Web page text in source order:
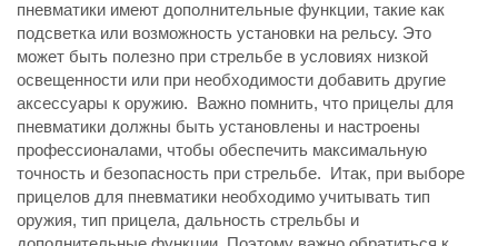
пневматики имеют дополнительные функции, такие как
подсветка или возможность установки на рельсу. Это
может быть полезно при стрельбе в условиях низкой
освещенности или при необходимости добавить другие
аксессуары к оружию. Важно помнить, что прицелы для
пневматики должны быть установлены и настроены
профессионалами, чтобы обеспечить максимальную
точность и безопасность при стрельбе. Итак, при выборе
прицелов для пневматики необходимо учитывать тип
оружия, тип прицела, дальность стрельбы и